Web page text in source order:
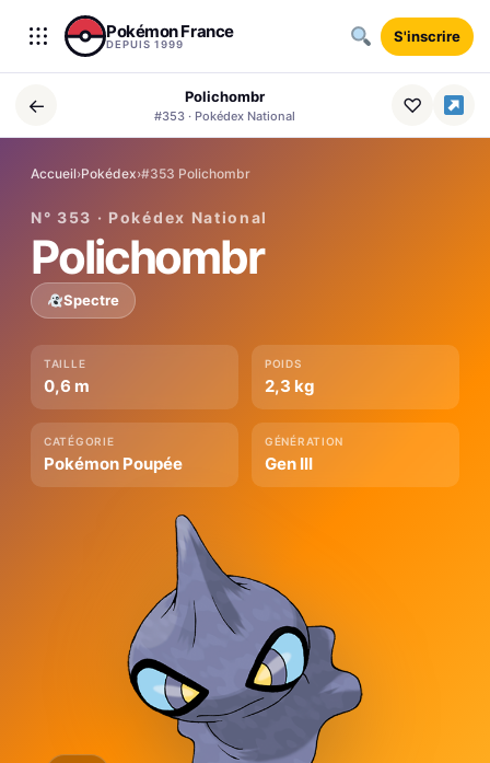
Aller au contenu
Pokémon France
DEPUIS 1999 S'inscrire
← Polichombr
#353 · Pokédex National ♡
Accueil›Pokédex›#353 Polichombr
N° 353 · Pokédex National
Polichombr
Spectre
TAILLE
0,6 m
POIDS
2,3 kg
CATÉGORIE
Pokémon Poupée
GÉNÉRATION
Gen III